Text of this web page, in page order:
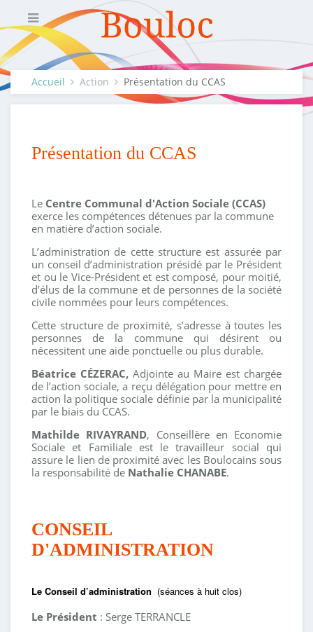
Accueil Action Présentation du CCAS
Présentation du CCAS
Le Centre Communal d'Action Sociale (CCAS)
exerce les compétences détenues par la commune
en matière d’action sociale.
L’administration de cette structure est assurée par
un conseil d’administration présidé par le Président
et ou le Vice-Président et est composé, pour moitié,
d’élus de la commune et de personnes de la société
civile nommées pour leurs compétences.
Cette structure de proximité, s’adresse à toutes les
personnes de la commune qui désirent ou
nécessitent une aide ponctuelle ou plus durable.
Béatrice CÉZERAC, Adjointe au Maire est chargée
de l’action sociale, a reçu délégation pour mettre en
action la politique sociale définie par la municipalité
par le biais du CCAS.
Mathilde RIVAYRAND, Conseillère en Economie
Sociale et Familiale est le travailleur social qui
assure le lien de proximité avec les Boulocains sous
la responsabilité de Nathalie CHANABE.
CONSEIL
D'ADMINISTRATION
Le Conseil d’administration (séances à huit clos)
Le Président : Serge TERRANCLE